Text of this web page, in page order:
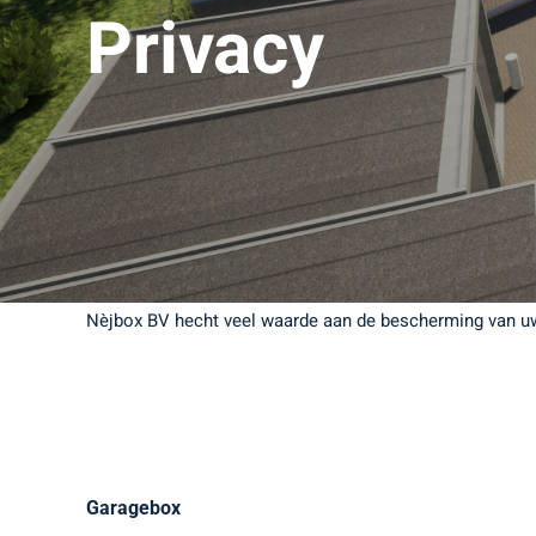
Privacy
Nèjbox BV hecht veel waarde aan de bescherming
Garagebox